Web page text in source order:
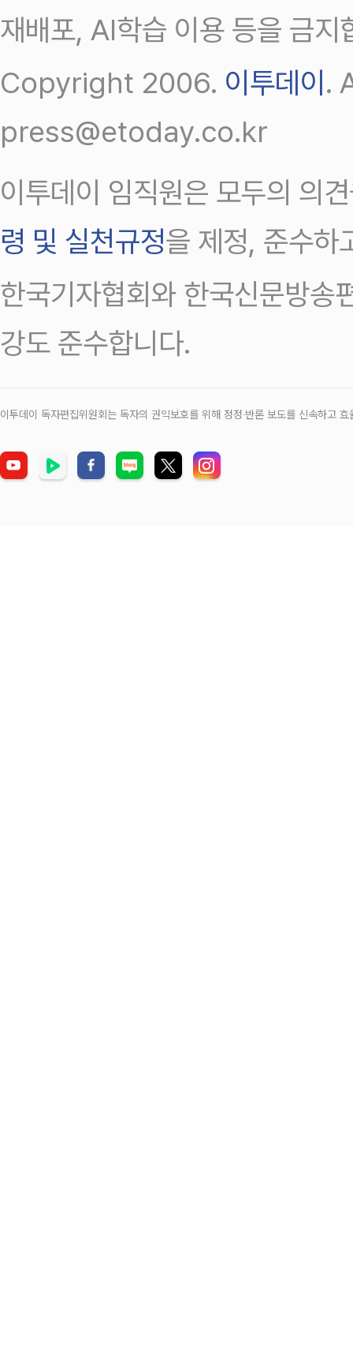
재배포, AI학습 이용 등을 금지
Copyright 2006. 이투데이.
press@etoday.co.kr
이투데이 임직원은 모두의 의
령 및 실천규정을 제정, 준수하
한국기자협회와 한국신문방송
강도 준수합니다.
이투데이 독자편집위원회는 독자의 권익보호를 위해 정정‧반론 보도를 신속하고